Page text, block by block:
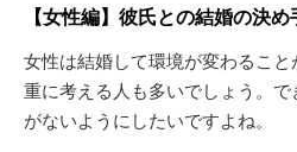
【女性編】彼氏との結婚の決め
女性は結婚して環境が変わるこ
重に考える人も多いでしょう。
がないようにしたいですよね。